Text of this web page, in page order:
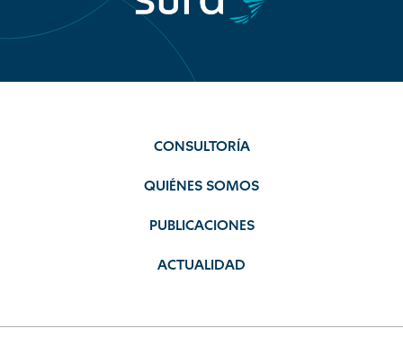
CONSULTORÍA
QUIÉNES SOMOS
PUBLICACIONES
ACTUALIDAD